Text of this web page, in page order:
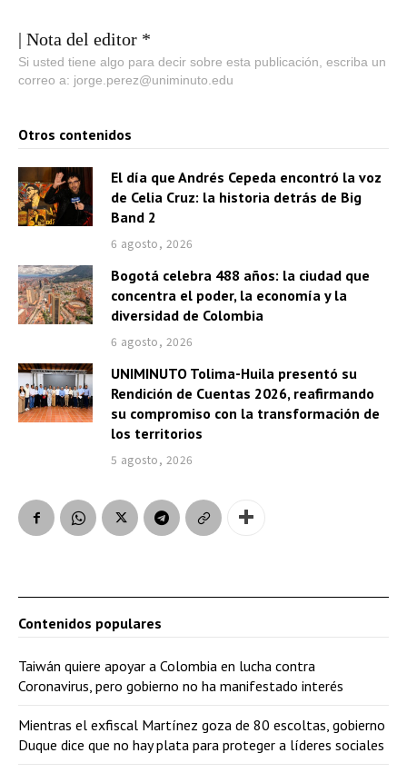
| Nota del editor *
Si usted tiene algo para decir sobre esta publicación, escriba un
correo a: jorge.perez@uniminuto.edu
Otros contenidos
El día que Andrés Cepeda encontró la voz
de Celia Cruz: la historia detrás de Big
Band 2
6 agosto, 2026
Bogotá celebra 488 años: la ciudad que
concentra el poder, la economía y la
diversidad de Colombia
6 agosto, 2026
UNIMINUTO Tolima-Huila presentó su
Rendición de Cuentas 2026, reafirmando
su compromiso con la transformación de
los territorios
5 agosto, 2026
Contenidos populares
Taiwán quiere apoyar a Colombia en lucha contra
Coronavirus, pero gobierno no ha manifestado interés
Mientras el exfiscal Martínez goza de 80 escoltas, gobierno
Duque dice que no hay plata para proteger a líderes sociales